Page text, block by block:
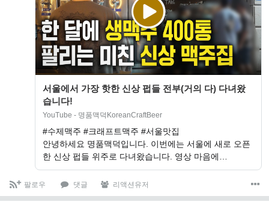
서울에서 가장 핫한 신상 펍들 전부(거의 다) 다녀왔
습니다!
YouTube - 명품맥덕KoreanCraftBeer
#수제맥주 #크래프트맥주 #서울맛집
안녕하세요 명품맥덕입니다. 이번에는 서울에 새로 오픈
한 신상 펍들 위주로 다녀왔습니다. 영상 마음에…
팔로우 댓글 리액션유저